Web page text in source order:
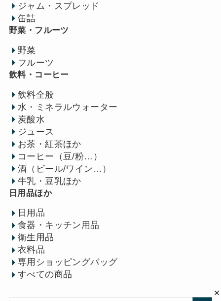
ジャム・スプレッド
缶詰
野菜・フルーツ
野菜
フルーツ
飲料・コーヒー
飲料全般
水・ミネラルウォーター
炭酸水
ジュース
お茶・紅茶ほか
コーヒー（豆/粉…）
酒（ビール/ワイン…）
牛乳・豆乳ほか
日用品ほか
日用品
食器・キッチン用品
衛生用品
衣料品
専用ショッピングバッグ
すべての商品